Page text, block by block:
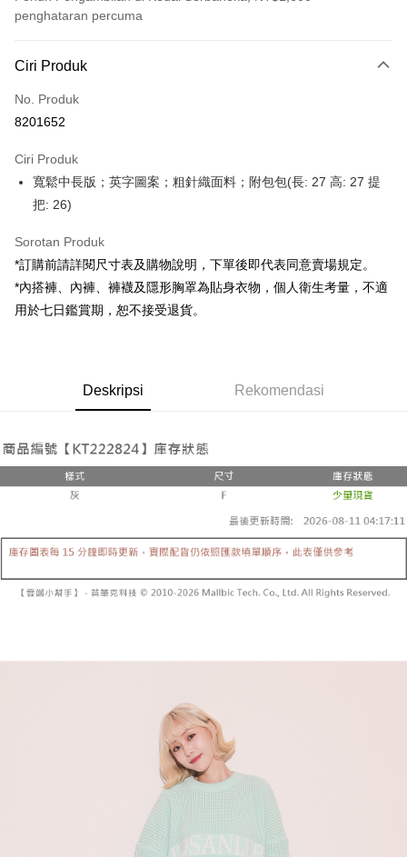
penghataran percuma
Kad Kredit (Bayaran Penuh)
Pengambilan di Kedai Serbaneka
Apple Pay
JKOPAY
Google Pay
OP Pay Later
Deskripsi
[Terma Penggunaan untuk OP Pay Later]
Jika anda memilih OP Pay Later sebagai kaedah pembayaran, sistem
mudah alih anda, memilih bilangan ansuran, dan menetapkan tarikh
akhir pembayaran. Transaksi akan dianggap selesai setelah pembayaran
disahkan.
Had kredit yang diluluskan, tempoh ansuran yang tersedia, dan yuran
pada halaman pengesahan transaksi seterusnya.
Jika transaksi tidak disahkan dalam masa 30 minit selepas pesanan
dibuat, atau jika permohonan gagal dalam proses semakan, pesanan
Pembayaran ansuran melalui OP Pay Later akan dibilkan secara
berasingan dan tidak termasuk dalam bil telekom anda. SMS peringatan
pembayaran akan dihantar selepas kitaran bil bulanan.
Selepas mengakses bil melalui pautan dalam SMS, anda boleh
menyelesaikan pembayaran anda melalui salah satu saluran berikut: kod
bar kedai serbaneka, kedai runcit Taiwan Mobile, pemindahan bank,
JKOPay, atau iPASS MONEY.
1. Dengan memilih AFTEE sebagai kaedah pembayaran, mesej
pengesahan AFTEE akan muncul.
dihantar ke alamat yang ditetapkan.
4. Setelah pesanan disahkan, anda akan menerima SMS pembayaran
manakala ahli aplikasi akan menerima pemberitahuan tolak aplikasi
5. Tiada bayaran diperlukan apabila anda menerima produk. Sila buat
pembayaran di empat kedai serbaneka utama, ATM atau perbankan
dalam talian dengan SMS pembayaran atau pemberitahuan tolak aplikasi
ditambah dengan bilangan hari yang boleh dilanjutkan oleh AFTEE. Anda
boleh melanjutkan tempoh pembayaran anda sebelum anda menerima
pesanan. Walau bagaimanapun, tiada jaminan bahawa anda boleh
menerima pesanan anda semasa tempoh pembayaran (cth.: produk
prapesanan atau produk yang mungkin mengambil masa yang lebih
lama untuk dihantar). Oleh itu, anda dikehendaki membuat pembayaran
kepada AFTEE dalam tempoh sama ada anda menerima pesanan.
Kedua, Sekatan Pembayaran
1. Jumlah yang diperakui untuk pengguna kali pertama boleh sehingga
Pemindahan ATM
全家取貨付款
NT$60/pesanan | Penghantaran percuma untuk pesanan
付款後全家取貨
NT$1,600 atau lebih
NT$60/pesanan | Penghantaran percuma untuk pesanan
NT$60/pesanan | Penghantaran percuma untuk pesanan
Ciri Produk
No. Produk
8201652
Ciri Produk
寬鬆中長版；英字圖案；粗針織面料；附包包(長: 27 高: 27 提
把: 26)
Sorotan Produk
*訂購前請詳閱尺寸表及購物說明，下單後即代表同意賣場規定。
*內搭褲、內褲、褲襪及隱形胸罩為貼身衣物，個人衛生考量，不適
用於七日鑑賞期，恕不接受退貨。
Deskripsi Rekomendasi